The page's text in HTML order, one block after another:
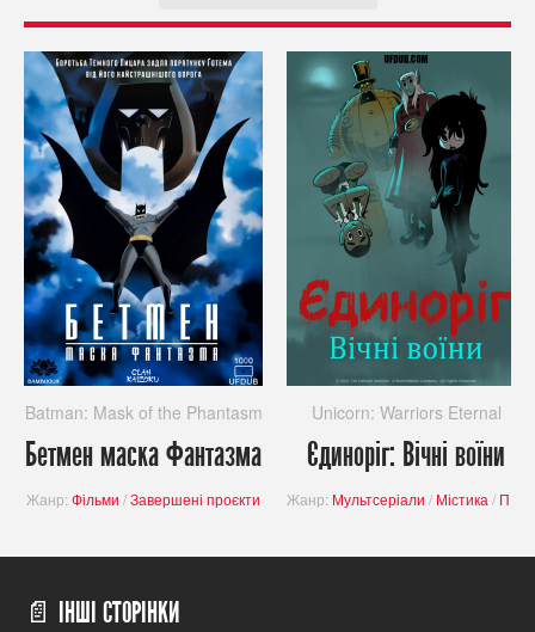
Batman: Mask of the Phantasm
Бетмен маска Фантазма
Жанр: Фільми /Завершені проєкти
Unicorn: Warriors Eternal
Єдиноріг: Вічні воїни
Жанр: Мультсеріали / Містика / Пригоди
📄 ІНШІ СТОРІНКИ